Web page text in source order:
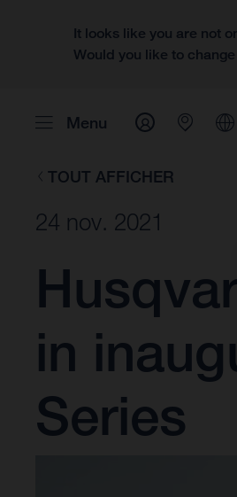
It looks like you are not
Would you like to
Menu
TOUT AFFICHER
24 nov. 2021
in
Series